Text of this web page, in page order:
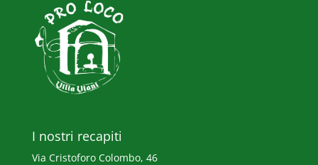
I nostri recapiti
Via Cristoforo Colombo, 46